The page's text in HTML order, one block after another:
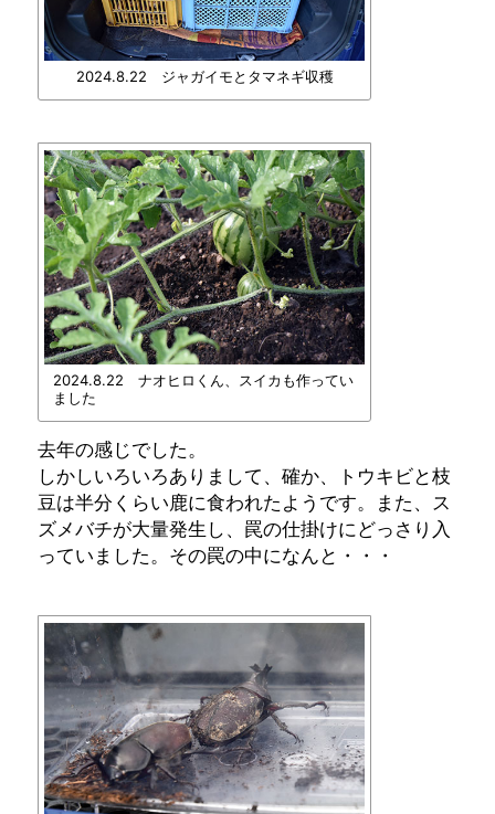
2024.8.22 ジャガイモとタマネギ収穫
2024.8.22 ナオヒロくん、スイカも作ってい
ました
去年の感じでした。
しかしいろいろありまして、確か、トウキビと枝
豆は半分くらい鹿に食われたようです。また、ス
ズメバチが大量発生し、罠の仕掛けにどっさり入
っていました。その罠の中になんと・・・